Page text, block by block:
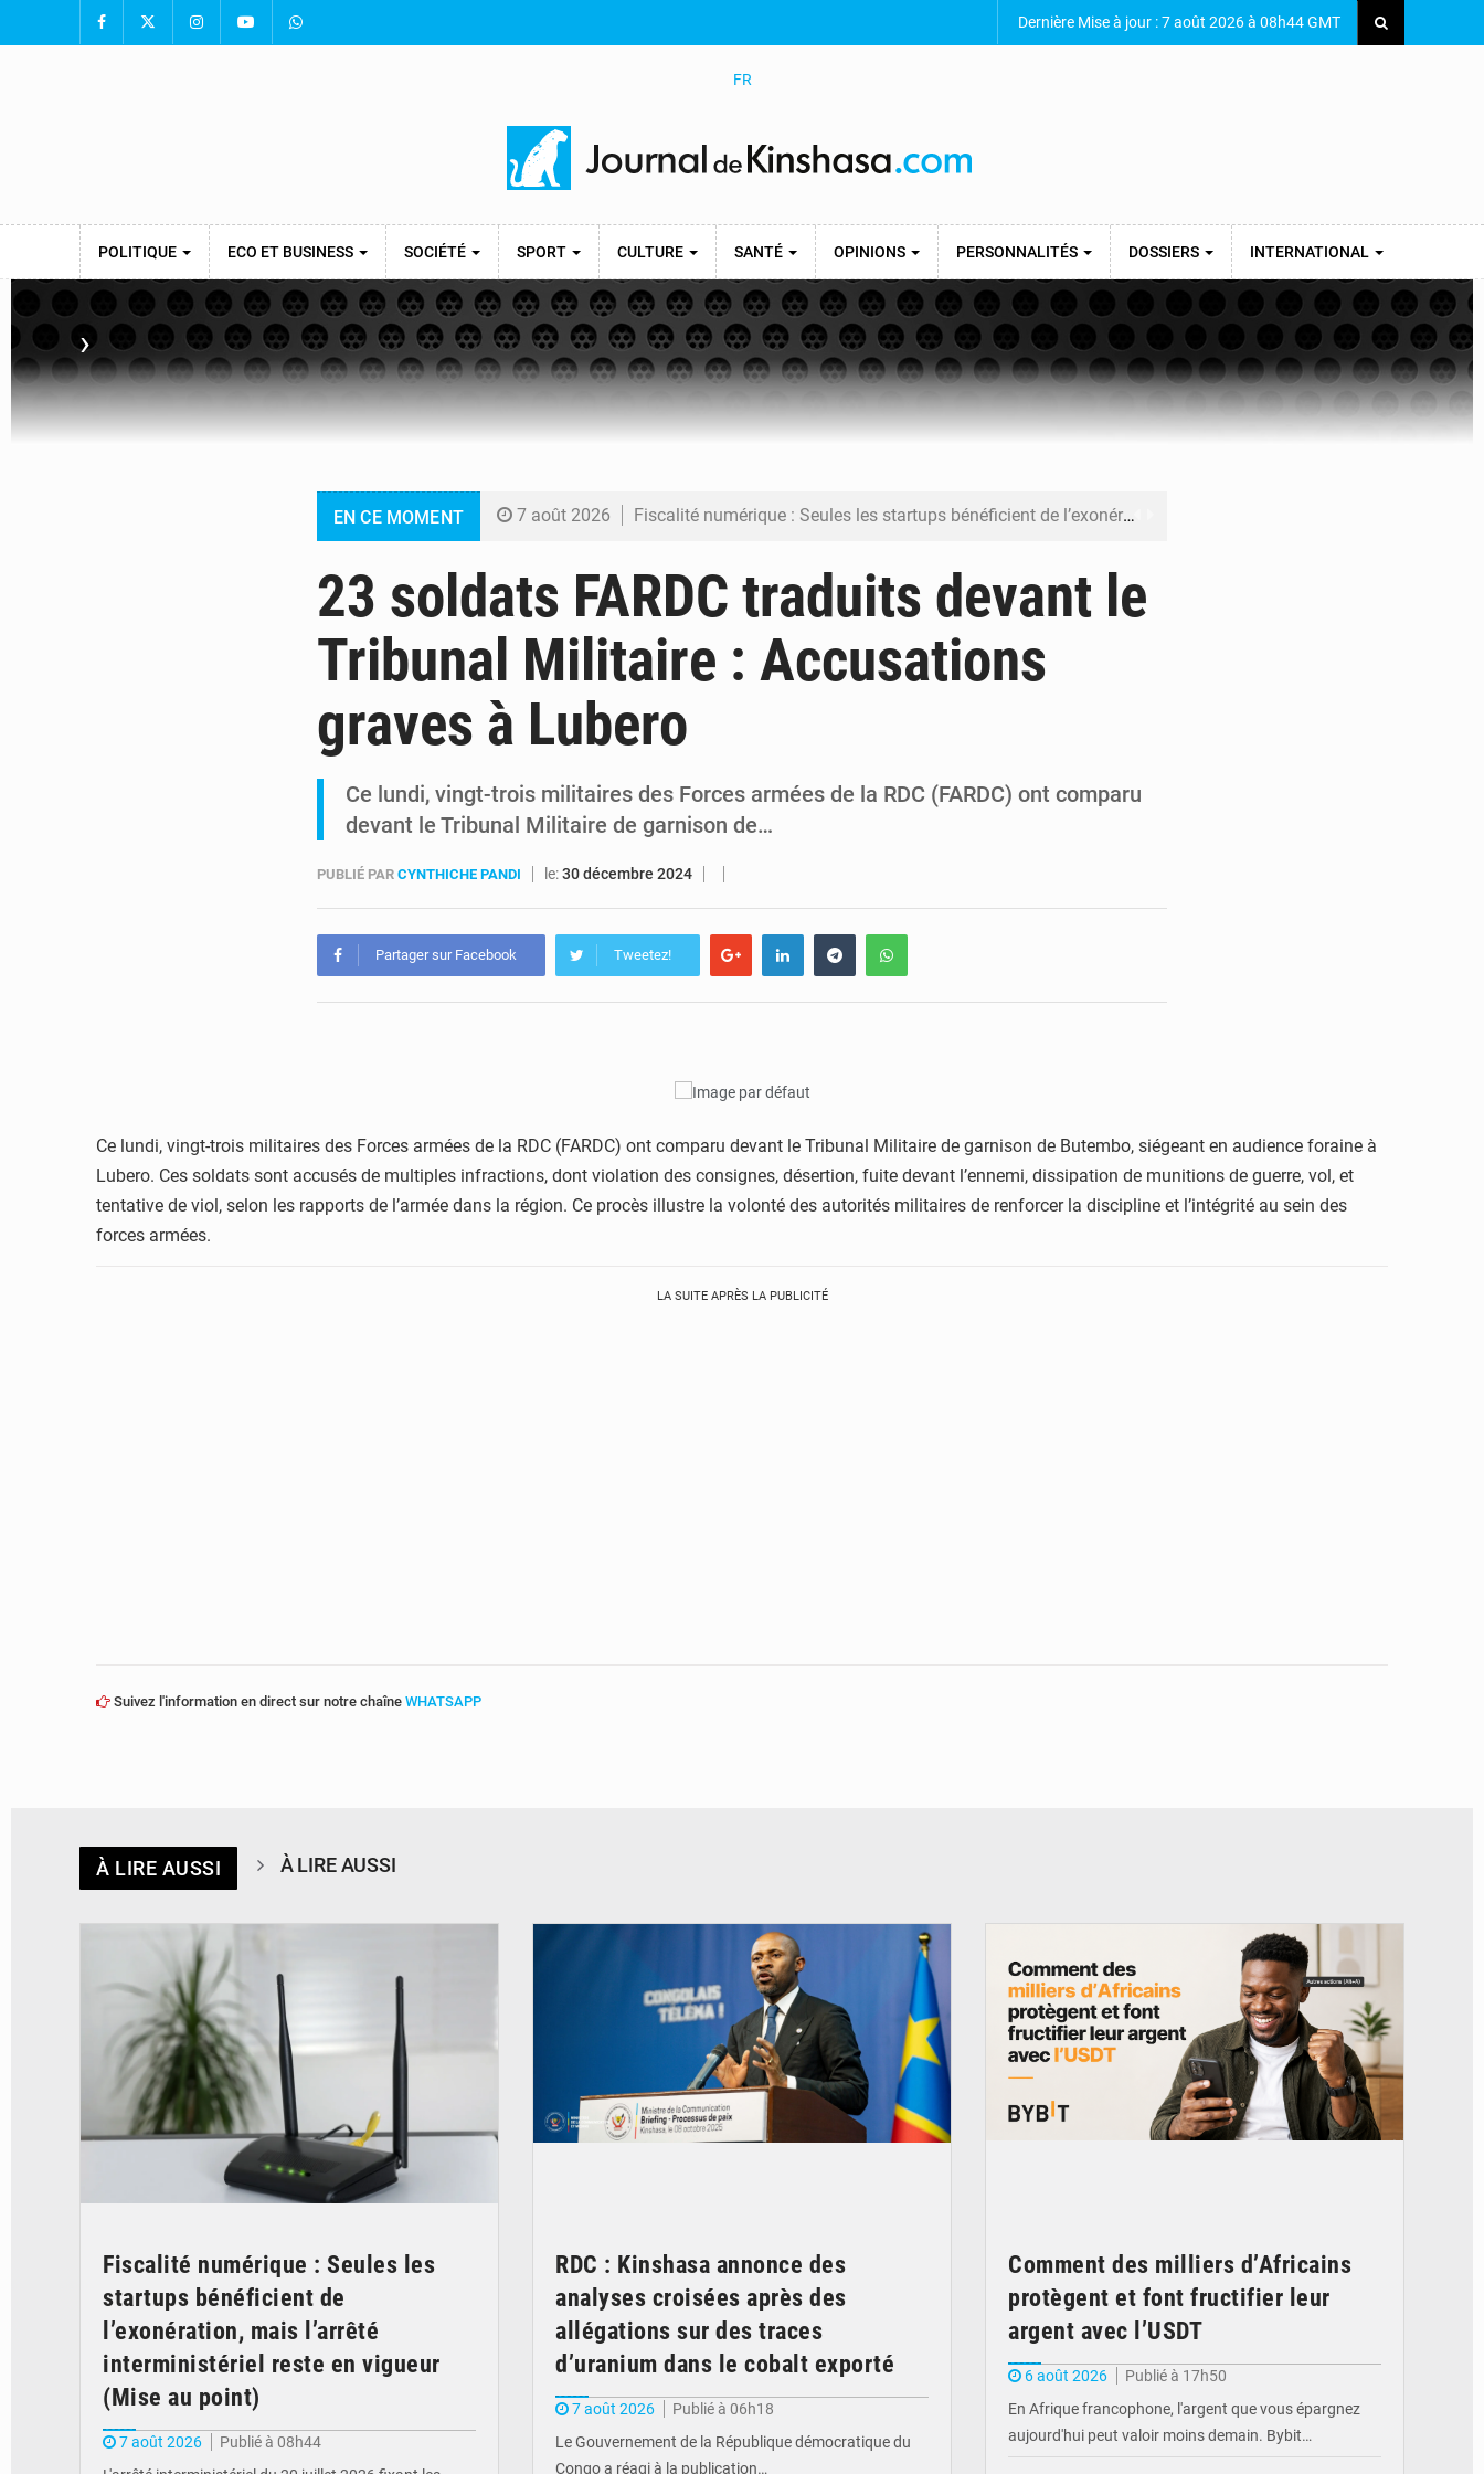
Dernière Mise à jour : 7 août 2026 à 08h44 GMT
FR
POLITIQUE ECO ET BUSINESS SOCIÉTÉ SPORT CULTURE SANTÉ OPINIONS PERSONNALITÉS DOSSIERS INTERNATIONAL
›
EN CE MOMENT 7 août 2026 Fiscalité numérique : Seules les startups bénéficient de l’exonération, mais l’arrêté interministériel reste en vigueur (Mise au point)
6 août 2026 Comment des milliers d’Africains protègent et font fructifier leur argent avec l’USDT
6 août 2026 RDC : Raïssa Malu lance les préparatifs d’une Table ronde nationale sur l’éducation inclusive des enfants handicapés
6 août 2026 Shadary et Minaku enfin transférés à l’auditorat militaire après 200 jours d’opacité
23 soldats FARDC traduits devant le
Tribunal Militaire : Accusations
graves à Lubero
Ce lundi, vingt-trois militaires des Forces armées de la RDC (FARDC) ont comparu
devant le Tribunal Militaire de garnison de…
PUBLIÉ PAR CYNTHICHE PANDI le:30 décembre 2024
Partager sur Facebook Tweetez!
Ce lundi, vingt-trois militaires des Forces armées de la RDC (FARDC) ont comparu devant le Tribunal Militaire de garnison de Butembo, siégeant en audience foraine à
Lubero. Ces soldats sont accusés de multiples infractions, dont violation des consignes, désertion, fuite devant l’ennemi, dissipation de munitions de guerre, vol, et
tentative de viol, selon les rapports de l’armée dans la région. Ce procès illustre la volonté des autorités militaires de renforcer la discipline et l’intégrité au sein des
forces armées.
LA SUITE APRÈS LA PUBLICITÉ
Suivez l'information en direct sur notre chaîne WHATSAPP
À LIRE AUSSI À LIRE AUSSI
Fiscalité numérique : Seules les
startups bénéficient de
l’exonération, mais l’arrêté
interministériel reste en vigueur
(Mise au point)
7 août 2026
Publié à 08h44
RDC : Kinshasa annonce des
analyses croisées après des
allégations sur des traces
d’uranium dans le cobalt exporté
7 août 2026
Publié à 06h18
Le Gouvernement de la République démocratique du
Congo a réagi à la publication…
Comment des milliers d’Africains
protègent et font fructifier leur
argent avec l’USDT
6 août 2026
Publié à 17h50
En Afrique francophone, l'argent que vous épargnez
aujourd'hui peut valoir moins demain. Bybit…